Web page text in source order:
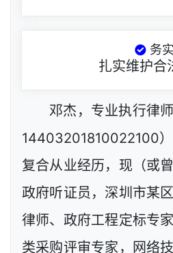
务实
扎实维护合
邓杰，专业执行律
14403201810022100
复合从业经历，现（或
政府听证员，深圳市某
律师、政府工程定标专
类采购评审专家，网络